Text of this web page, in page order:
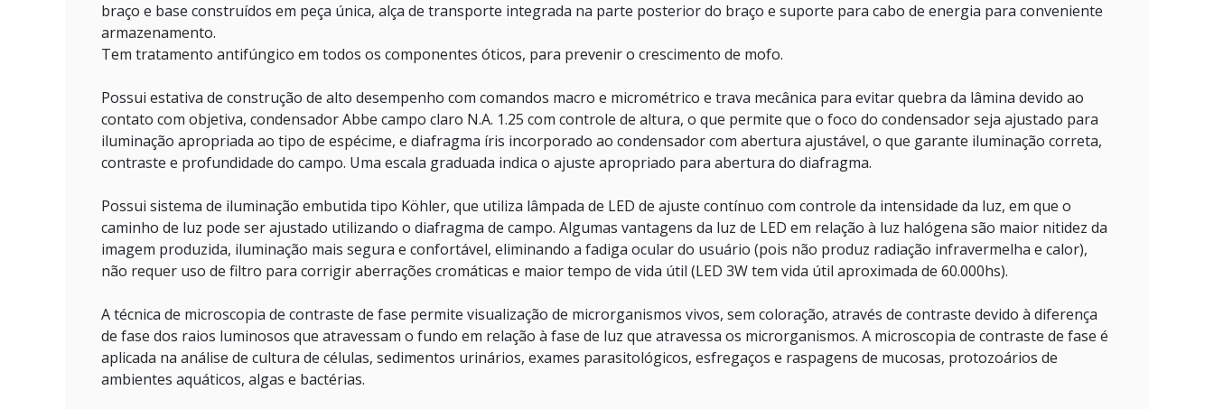
braço e base construídos em peça única, alça de transporte integrada na parte posterior do braço e suporte para cabo de energia para conveniente
armazenamento.
Tem tratamento antifúngico em todos os componentes óticos, para prevenir o crescimento de mofo.
Possui estativa de construção de alto desempenho com comandos macro e micrométrico e trava mecânica para evitar quebra da lâmina devido ao
contato com objetiva, condensador Abbe campo claro N.A. 1.25 com controle de altura, o que permite que o foco do condensador seja ajustado para
iluminação apropriada ao tipo de espécime, e diafragma íris incorporado ao condensador com abertura ajustável, o que garante iluminação correta,
contraste e profundidade do campo. Uma escala graduada indica o ajuste apropriado para abertura do diafragma.
Possui sistema de iluminação embutida tipo Köhler, que utiliza lâmpada de LED de ajuste contínuo com controle da intensidade da luz, em que o
caminho de luz pode ser ajustado utilizando o diafragma de campo. Algumas vantagens da luz de LED em relação à luz halógena são maior nitidez da
imagem produzida, iluminação mais segura e confortável, eliminando a fadiga ocular do usuário (pois não produz radiação infravermelha e calor),
não requer uso de filtro para corrigir aberrações cromáticas e maior tempo de vida útil (LED 3W tem vida útil aproximada de 60.000hs).
A técnica de microscopia de contraste de fase permite visualização de microrganismos vivos, sem coloração, através de contraste devido à diferença
de fase dos raios luminosos que atravessam o fundo em relação à fase de luz que atravessa os microrganismos. A microscopia de contraste de fase é
aplicada na análise de cultura de células, sedimentos urinários, exames parasitológicos, esfregaços e raspagens de mucosas, protozoários de
ambientes aquáticos, algas e bactérias.